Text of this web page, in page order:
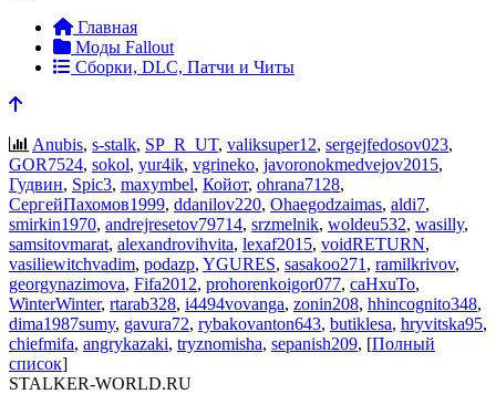
Главная
Моды Fallout
Сборки, DLC, Патчи и Читы
Anubis, s-stalk, SP_R_UT, valiksuper12, sergejfedosov023,
GOR7524, sokol, yur4ik, vgrineko, javoronokmedvejov2015,
Гудвин, Spic3, maxymbel, Койот, ohrana7128,
СергейПахомов1999, ddanilov220, Ohaegodzaimas, aldi7,
smirkin1970, andrejresetov79714, srzmelnik, woldeu532, wasilly,
samsitovmarat, alexandrovihvita, lexaf2015, voidRETURN,
vasiliewitchvadim, podazp, YGURES, sasakoo271 , ramilkrivov,
georgynazimova, Fifa2012, prohorenkoigor077, caHxuTo,
WinterWinter, rtarab328, i4494vovanga, zonin208, hhincognito348,
dima1987sumy, gavura72, rybakovanton643, butiklesa, hryvitska95,
chiefmifa, angrykazaki, tryznomisha, sepanish209, [Полный
список]
STALKER-WORLD.RU